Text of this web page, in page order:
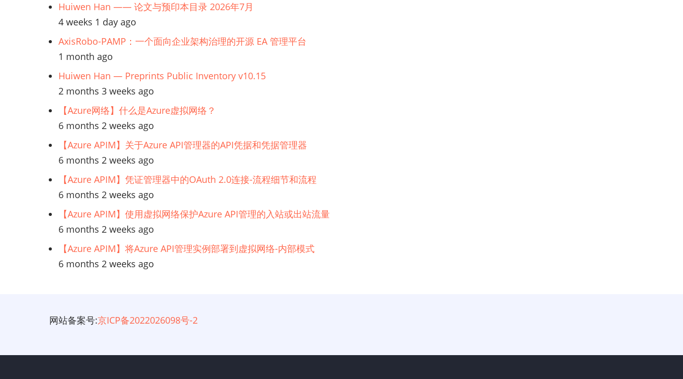
Huiwen Han —— 论文与预印本目录 2026年7月
4 weeks 1 day ago
AxisRobo-PAMP：一个面向企业架构治理的开源 EA 管理平台
1 month ago
Huiwen Han — Preprints Public Inventory v10.15
2 months 3 weeks ago
【Azure网络】什么是Azure虚拟网络？
6 months 2 weeks ago
【Azure APIM】关于Azure API管理器的API凭据和凭据管理器
6 months 2 weeks ago
【Azure APIM】凭证管理器中的OAuth 2.0连接-流程细节和流程
6 months 2 weeks ago
【Azure APIM】使用虚拟网络保护Azure API管理的入站或出站流量
6 months 2 weeks ago
【Azure APIM】将Azure API管理实例部署到虚拟网络-内部模式
6 months 2 weeks ago
网站备案号:京ICP备2022026098号-2